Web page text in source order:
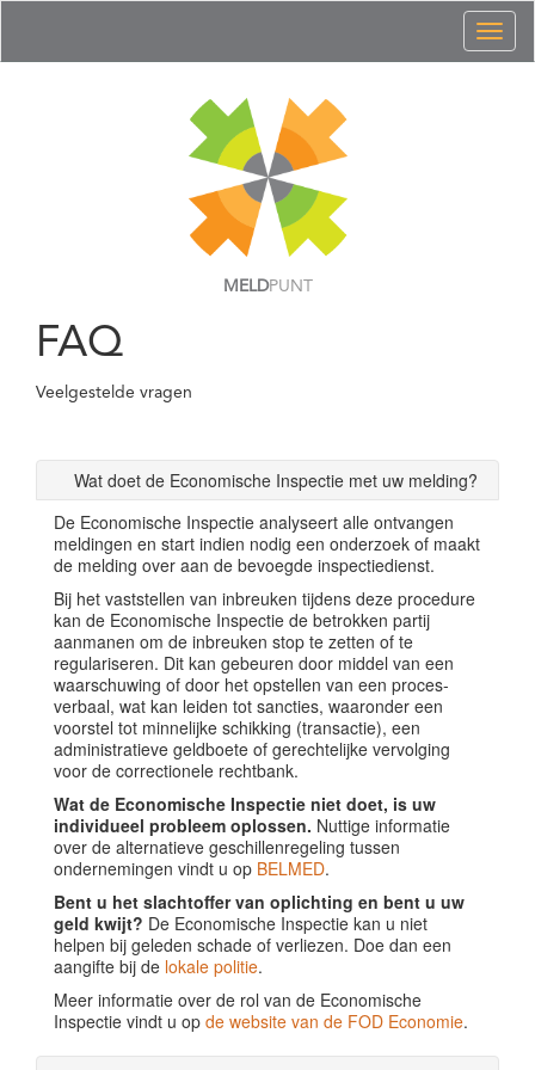
MELDPUNT
FAQ
Veelgestelde vragen
Wat doet de Economische Inspectie met uw melding?
De Economische Inspectie analyseert alle ontvangen
meldingen en start indien nodig een onderzoek of maakt
de melding over aan de bevoegde inspectiedienst.
Bij het vaststellen van inbreuken tijdens deze procedure
kan de Economische Inspectie de betrokken partij
aanmanen om de inbreuken stop te zetten of te
regulariseren. Dit kan gebeuren door middel van een
waarschuwing of door het opstellen van een proces-
verbaal, wat kan leiden tot sancties, waaronder een
voorstel tot minnelijke schikking (transactie), een
administratieve geldboete of gerechtelijke vervolging
voor de correctionele rechtbank.
Wat de Economische Inspectie niet doet, is uw
individueel probleem oplossen. Nuttige informatie
over de alternatieve geschillenregeling tussen
ondernemingen vindt u op BELMED.
Bent u het slachtoffer van oplichting en bent u uw
geld kwijt? De Economische Inspectie kan u niet
helpen bij geleden schade of verliezen. Doe dan een
aangifte bij de lokale politie.
Meer informatie over de rol van de Economische
Inspectie vindt u op de website van de FOD Economie.